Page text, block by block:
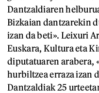
Dantzaldiaren
Bizkaian dantzarekin
izan da beti». Leixuri
Euskara, Kultura eta
diputatuaren arabera,
hurbiltzea erraza izan
Dantzaldiak 25